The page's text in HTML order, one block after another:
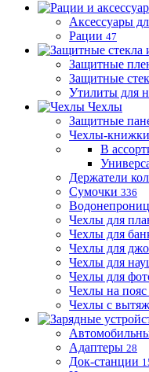
Аксессуары
Рации 47
Защитные
Защитные
Утилиты для
Чехлы
Защитные
Чехлы-книжки
В
Держатели
Сумочки 336
Чехлы для
Чехлы для
Чехлы для
Чехлы для
Чехлы для
Чехлы на пояс
Чехлы с
Адаптеры 28
Док-станции